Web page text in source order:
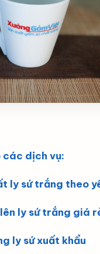
các dịch vụ:
ly sứ trắng theo
ly sứ trắng giá
ly sứ xuất khẩu